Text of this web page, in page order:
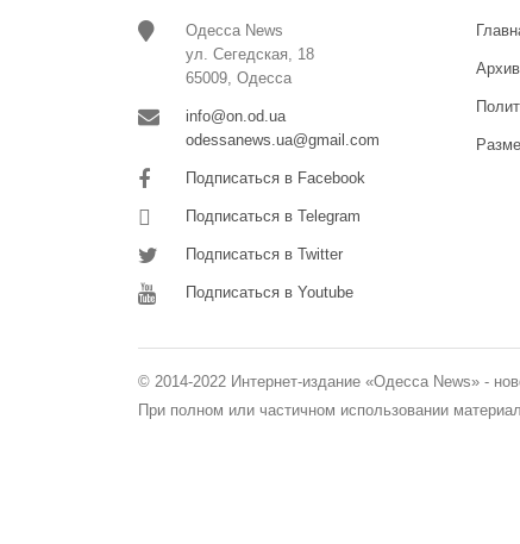
Одесса News
ул. Сегедская, 18
65009, Одесса
info@on.od.ua
odessanews.ua@gmail.com
Подписаться в Facebook
Подписаться в Telegram
Подписаться в Twitter
Подписаться в Youtube
Архив
© 2014-2022 Интернет-издание «Одесса News» -
При полном или частичном использовании